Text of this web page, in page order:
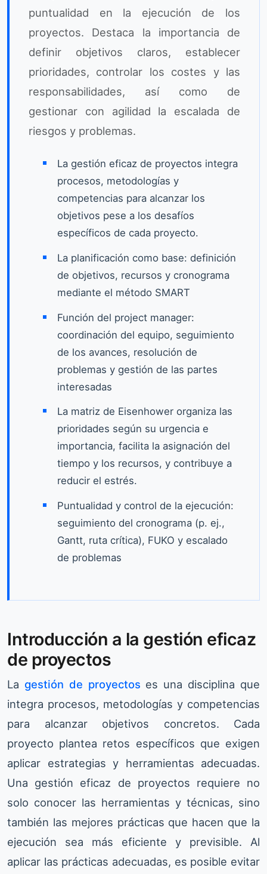
puntualidad en la ejecución de los
proyectos. Destaca la importancia de
definir objetivos claros, establecer
prioridades, controlar los costes y las
responsabilidades, así como de
gestionar con agilidad la escalada de
riesgos y problemas.
La gestión eficaz de proyectos integra
procesos, metodologías y
competencias para alcanzar los
objetivos pese a los desafíos
específicos de cada proyecto.
La planificación como base: definición
de objetivos, recursos y cronograma
mediante el método SMART
Función del project manager:
coordinación del equipo, seguimiento
de los avances, resolución de
problemas y gestión de las partes
interesadas
La matriz de Eisenhower organiza las
prioridades según su urgencia e
importancia, facilita la asignación del
tiempo y los recursos, y contribuye a
reducir el estrés.
Puntualidad y control de la ejecución:
seguimiento del cronograma (p. ej.,
Gantt, ruta crítica), FUKO y escalado
de problemas
Introducción a la gestión eficaz
de proyectos
La gestión de proyectos es una disciplina que
integra procesos, metodologías y competencias
para alcanzar objetivos concretos. Cada
proyecto plantea retos específicos que exigen
aplicar estrategias y herramientas adecuadas.
Una gestión eficaz de proyectos requiere no
solo conocer las herramientas y técnicas, sino
también las mejores prácticas que hacen que la
ejecución sea más eficiente y previsible. Al
aplicar las prácticas adecuadas, es posible evitar